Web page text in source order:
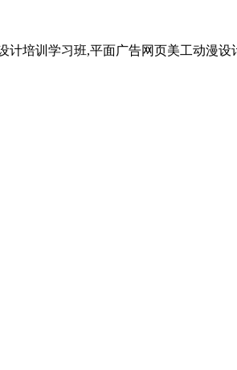
培训学习班,平面广告网页美工动漫